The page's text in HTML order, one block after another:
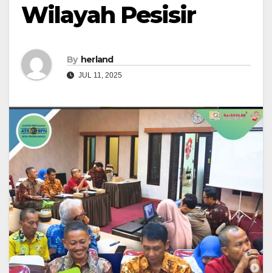
Wilayah Pesisir
By herland
JUL 11, 2025